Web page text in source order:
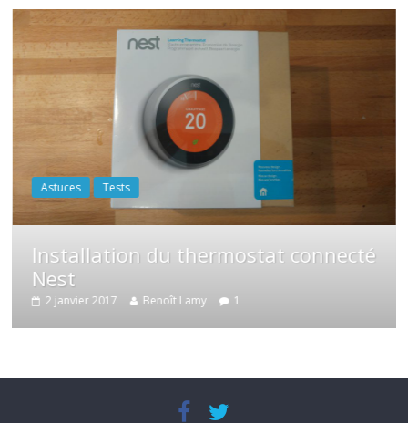
connecté
Astuces
Test du nouveau
température
9 septembre 2016